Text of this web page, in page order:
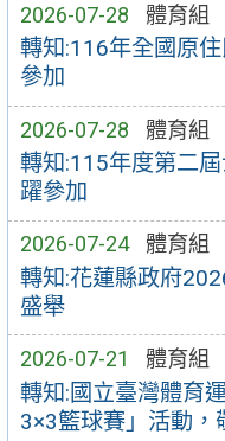
2026-07-28 體育組
轉知:116年全國原
參加
2026-07-28 體育組
轉知:115年度第二
躍參加
2026-07-24 體育組
轉知:花蓮縣政府
盛舉
2026-07-21 體育組
轉知:國立臺灣體育
3×3籃球賽」活動，